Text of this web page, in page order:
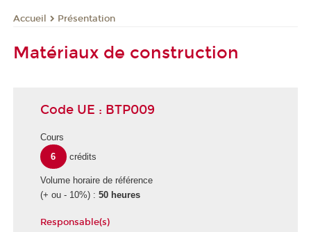
Accueil Présentation
Matériaux de construction
Code UE : BTP009
Cours
6
crédits
Volume horaire de référence
(+ ou - 10%) : 50 heures
Responsable(s)